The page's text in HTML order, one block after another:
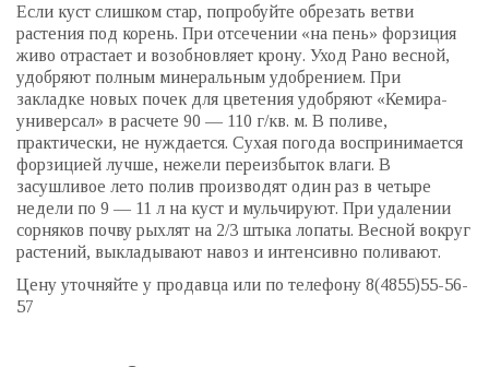
Если куст слишком стар, попробуйте обрезать ветви
растения под корень. При отсечении «на пень» форзиция
живо отрастает и возобновляет крону. Уход Рано весной,
удобряют полным минеральным удобрением. При
закладке новых почек для цветения удобряют «Кемира-
универсал» в расчете 90 — 110 г/кв. м. В поливе,
практически, не нуждается. Сухая погода воспринимается
форзицией лучше, нежели переизбыток влаги. В
засушливое лето полив производят один раз в четыре
недели по 9 — 11 л на куст и мульчируют. При удалении
сорняков почву рыхлят на 2/3 штыка лопаты. Весной вокруг
растений, выкладывают навоз и интенсивно поливают.
Цену уточняйте у продавца или по телефону 8(4855)55-56-
57